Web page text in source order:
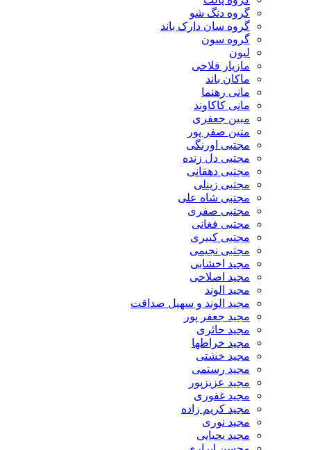
گروه دنگ شو
گروه سان دارک باند
گروه سون
لیون
مازیار فلاحی
ماکان باند
مانی رهنما
مانی کاکاوند
مبین جعفری
متین صفر پور
مجتبی اورنگی
مجتبی دل زنده
مجتبی دهقانی
مجتبی زینلی
مجتبی شاه علی
مجتبی صفری
مجتبی فغانی
مجتبی کبیری
مجتبی نجیمی
مجید اخشابی
مجید اصلاحی
مجید الوند‎
مجید الوند و سهیل صداقت
مجید جعفر پور
مجید حائری
مجید خراطها
مجید خشتی
مجید رستمی
مجید عزیزپور
مجید غفوری
مجید کریم زاده
مجید نوری
مجید یحیایی